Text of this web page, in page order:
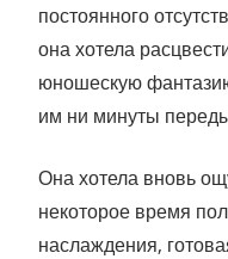
постоянного
она хотела
юношескую
им ни минуты
Она хотела вновь
некоторое время
наслаждения,